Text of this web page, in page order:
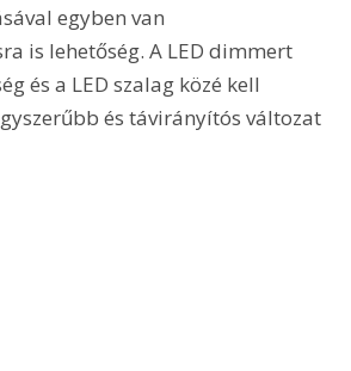
egyben van
is lehetőség. A LED dimmert
és a LED szalag közé kell
és távirányítós változat